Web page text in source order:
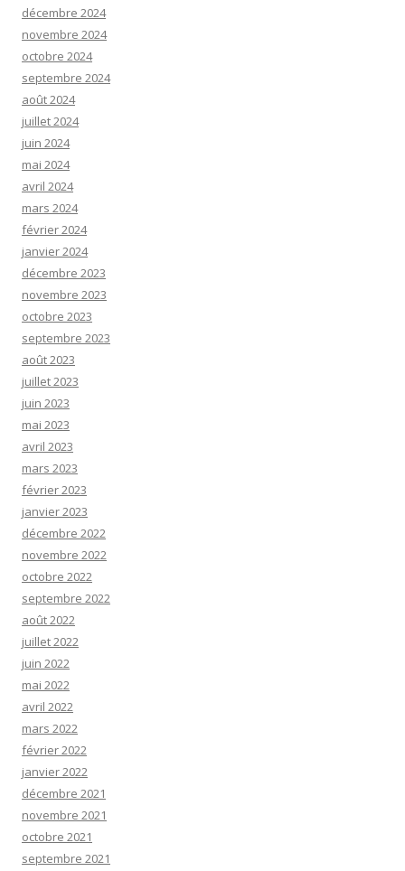
décembre 2024
novembre 2024
octobre 2024
septembre 2024
août 2024
juillet 2024
juin 2024
mai 2024
avril 2024
mars 2024
février 2024
janvier 2024
décembre 2023
novembre 2023
octobre 2023
septembre 2023
août 2023
juillet 2023
juin 2023
mai 2023
avril 2023
mars 2023
février 2023
janvier 2023
décembre 2022
novembre 2022
octobre 2022
septembre 2022
août 2022
juillet 2022
juin 2022
mai 2022
avril 2022
mars 2022
février 2022
janvier 2022
décembre 2021
novembre 2021
octobre 2021
septembre 2021